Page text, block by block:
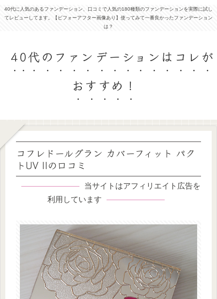
40代に人気のあるファンデーション、口コミで人気の180種類のファンデーションを実際に試し
てレビューしてます。【ビフォーアフター画像あり】使ってみて一番良かったファンデーション
は？
40代のファンデーションはコレが
おすすめ！
コフレドールグラン カバーフィット パク
トUV IIの口コミ
当サイトはアフィリエイト広告を
利用しています